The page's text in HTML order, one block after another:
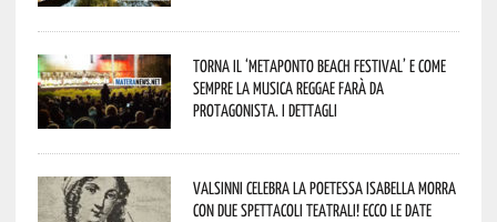
Torna il ‘Metaponto beach festival’ e come
sempre la musica reggae farà da
protagonista. I dettagli
Valsinni celebra la poetessa Isabella Morra
con due spettacoli teatrali! Ecco le date